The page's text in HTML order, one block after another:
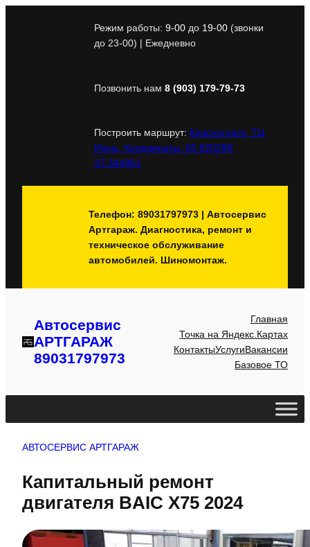
Режим работы: 9-00 до 19-00 (звонки
до 23-00) | Ежедневно
Позвонить нам 8 (903) 179-79-73
Построить маршрут: Красногорск, ТЦ
Июнь, Координаты: 55.820288,
37.344961
Телефон: 89031797973 | Автосервис
Артгараж. Диагностика, ремонт и
техническое обслуживание
автомобилей. Шиномонтаж.
Автосервис
АРТГАРАЖ
89031797973
Главная
Точка на Яндекс.Картах
КонтактыУслугиВакансии
Базовое ТО
АВТОСЕРВИС АРТГАРАЖ
Капитальный ремонт
двигателя BAIC X75 2024